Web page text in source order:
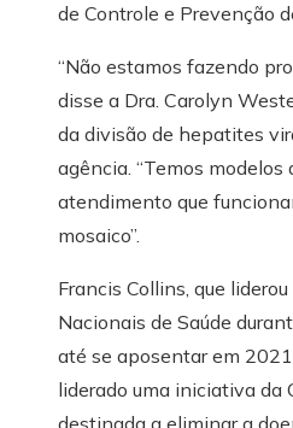
de Controle e Prevenção
“Não estamos fazendo
disse a Dra. Carolyn
da divisão de hepatites
agência. “Temos modelos
atendimento que
mosaico”.
Francis Collins, que
Nacionais de Saúde
até se aposentar em
liderado uma iniciativa da